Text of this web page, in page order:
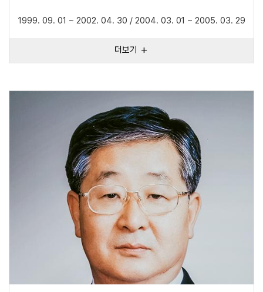
1999. 09. 01 ~ 2002. 04. 30 / 2004. 03. 01 ~ 2005. 03. 29
더보기 add